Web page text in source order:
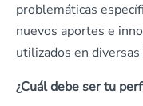
problemáticas
nuevos aportes e
utilizados en
¿Cuál debe ser tu